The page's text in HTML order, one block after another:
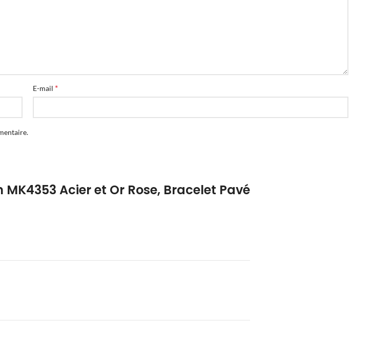
Acier et Or Rose, Bracelet Pavé
E-mail *